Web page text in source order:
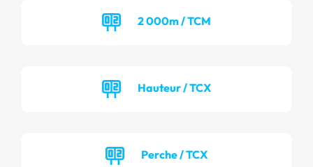
2 000m / TCM
Hauteur / TCX
Perche / TCX